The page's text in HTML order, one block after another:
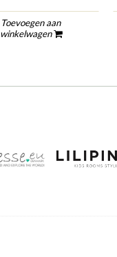
Toevoegen aan
winkelwagen